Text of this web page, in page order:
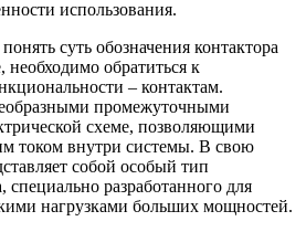
использования.
суть обозначения контактора
обратиться к
– контактам.
промежуточными
схеме, позволяющими
током внутри системы. В свою
собой особый тип
специально разработанного для
нагрузками больших мощностей.